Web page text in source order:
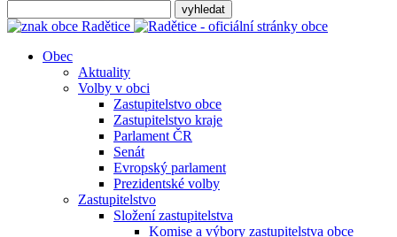
Obec
Aktuality
Volby v obci
Zastupitelstvo obce
Zastupitelstvo kraje
Parlament ČR
Senát
Evropský parlament
Prezidentské volby
Zastupitelstvo
Složení zastupitelstva
Komise a výbory zastupitelstva obce